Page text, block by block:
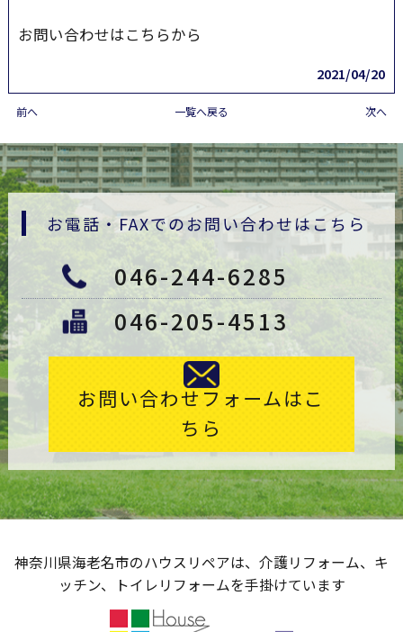
お問い合わせはこちらから
2021/04/20
前へ 一覧へ戻る 次へ
お電話・FAXでのお問い合わせはこちら
046-244-6285
046-205-4513
お問い合わせフォームは こ
ちら
神奈川県海老名市のハウスリペアは、介護リフォーム、キ
ッチン、トイレリフォームを手掛けています